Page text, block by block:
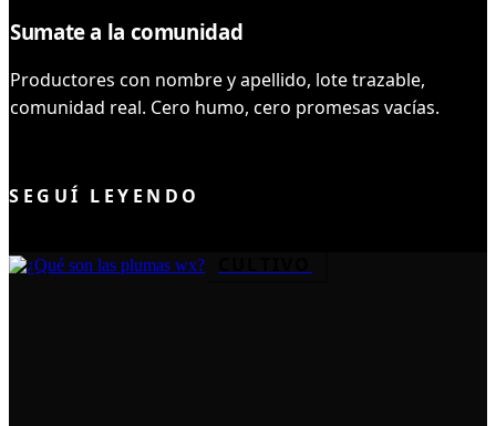
Sumate a la comunidad
Productores con nombre y apellido, lote trazable,
comunidad real. Cero humo, cero promesas vacías.
SEGUÍ LEYENDO